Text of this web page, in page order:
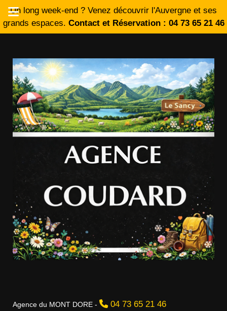
Un long week-end ? Venez découvrir l'Auvergne et ses
grands espaces. Contact et Réservation : 04 73 65 21 46
Agence du MONT DORE - 04 73 65 21 46